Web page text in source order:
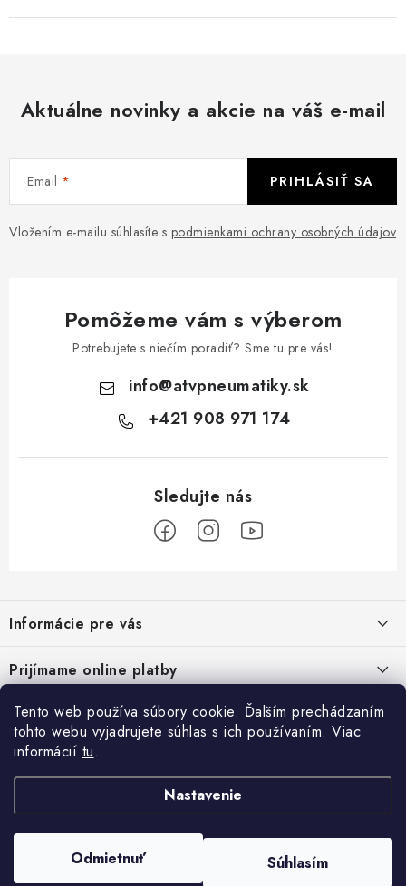
Tento web používa súbory cookie. Ďalším prechádzaním
tohto webu vyjadrujete súhlas s ich používaním. Viac
informácií tu.
Nastavenie
Odmietnuť Súhlasím
Aktuálne novinky a akcie na váš e-mail
Email
Vložením e-mailu súhlasíte s podmienkami ochrany osobných údajov
PRIHLÁSIŤ SA
Pomôžeme vám s výberom
Potrebujete s niečím poradiť? Sme tu pre vás!
info@atvpneumatiky.sk
+421 908 971 174
p
ä
t
Informácie pre vás
Reklamačný poriadok - formulár
Kontakt
Prijímame online platby
Prihlásenie
E-mail
Heslo
Facebook
Posledné hodnotenie produktov
Copyright 2026ATV pneumatiky . Všetky práva vyhradené.